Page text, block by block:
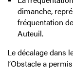
dimanche,
fréquentation
Auteuil.
Le décalage dans
l’Obstacle a